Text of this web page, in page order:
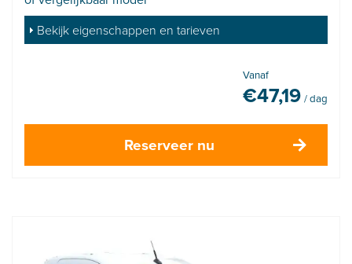
Bekijk eigenschappen en tarieven
Vanaf
€47,19 / dag
Reserveer nu